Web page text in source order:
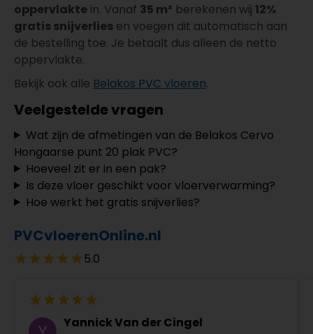
oppervlakte in. Vanaf 35 m² berekenen wij 12%
gratis snijverlies en voegen dit automatisch aan
de bestelling toe. Je betaalt dus alleen de netto
oppervlakte.
Bekijk ook alle Belakos PVC vloeren.
Veelgestelde vragen
Wat zijn de afmetingen van de Belakos Cervo
Hongaarse punt 20 plak PVC?
Hoeveel zit er in een pak?
Is deze vloer geschikt voor vloerverwarming?
Hoe werkt het gratis snijverlies?
PVCvloerenOnline.nl
5.0
Yannick Van der Cingel